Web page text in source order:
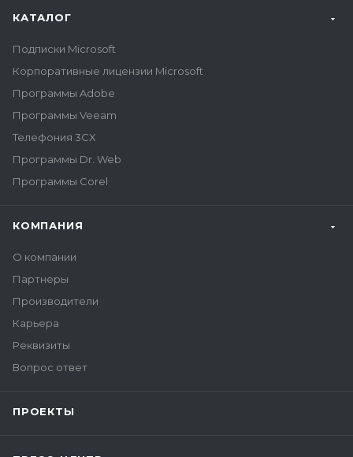
КАТАЛОГ
Подписки Microsoft
Корпоративные лицензии Microsoft
Программы Adobe
Программы Veeam
Телефония 3CX
Программы Dr. Web
Программы Corel
КОМПАНИЯ
О компании
Партнеры
Производители
Карьера
Реквизиты
Вопрос ответ
ПРОЕКТЫ